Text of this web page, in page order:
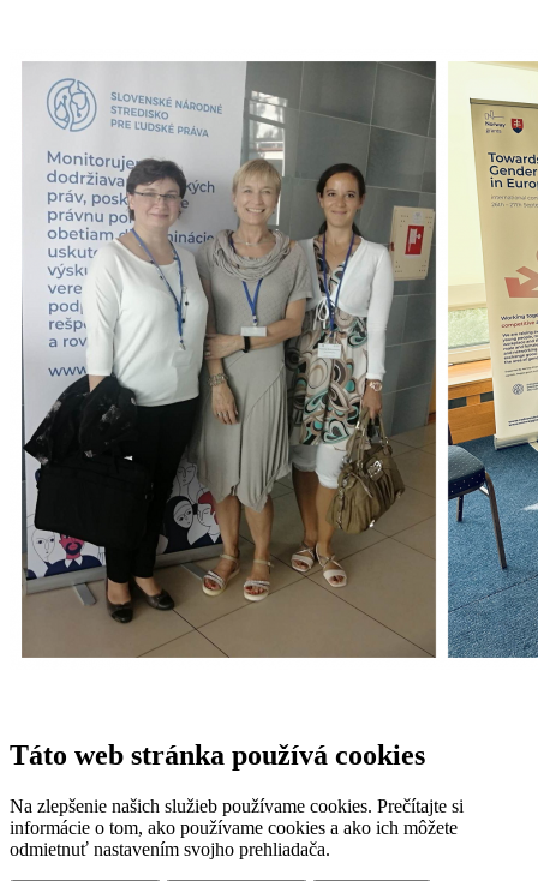
Táto web stránka používá cookies
Na zlepšenie našich služieb používame cookies. Prečítajte si
informácie o tom, ako používame cookies a ako ich môžete
odmietnuť nastavením svojho prehliadača.